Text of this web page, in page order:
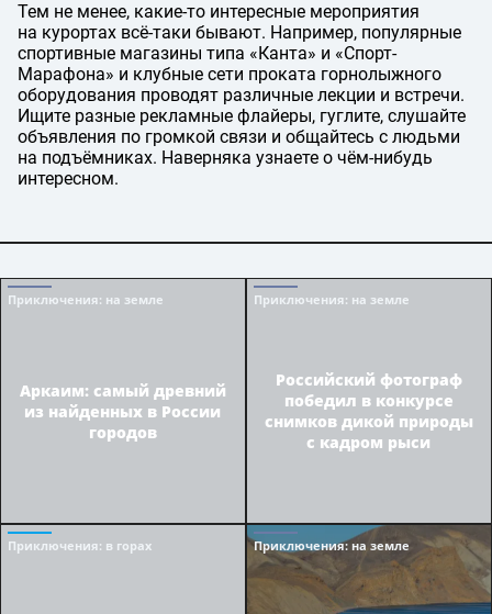
Тем не менее, какие-то интересные мероприятия
на курортах всё-таки бывают. Например, популярные
спортивные магазины типа «Канта» и «Спорт-
Марафона» и клубные сети проката горнолыжного
оборудования проводят различные лекции и встречи.
Ищите разные рекламные флайеры, гуглите, слушайте
объявления по громкой связи и общайтесь с людьми
на подъёмниках. Наверняка узнаете о чём-нибудь
интересном.
Приключения: на земле
Аркаим: самый древний
из найденных в России
городов
Приключения: на земле
Российский фотограф
победил в конкурсе
снимков дикой природы
с кадром рыси
Приключения: в горах Приключения: на земле